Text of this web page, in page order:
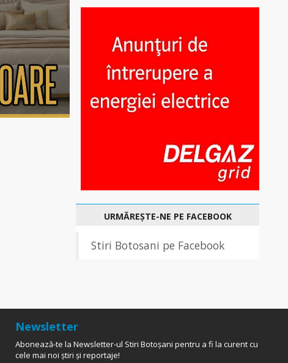
URMĂREȘTE-NE PE FACEBOOK
Stiri Botosani pe Facebook
Newsletter
Abonează-te la Newsletter-ul Stiri Botoșani pentru a fi la curent cu
cele mai noi știri și reportaje!